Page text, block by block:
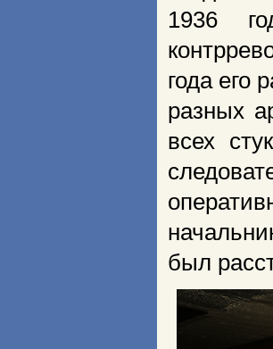
1936
года его
разных
всех
был